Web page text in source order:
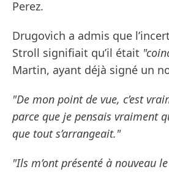
Perez.
Drugovich a admis que
Stroll signifiait qu’il était
Martin, ayant déjà signé un
"De mon point de vue, c’est
parce que je pensais vraiment
que tout s’arrangeait."
"Ils m’ont présenté à nouveau